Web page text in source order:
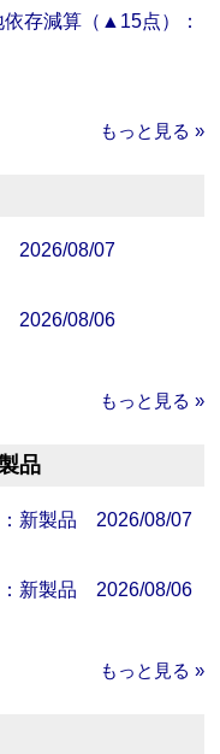
依存減算（▲15点）：
もっと見る »
2026/08/07
2026/08/06
もっと見る »
品
：新製品 2026/08/07
：新製品 2026/08/06
もっと見る »